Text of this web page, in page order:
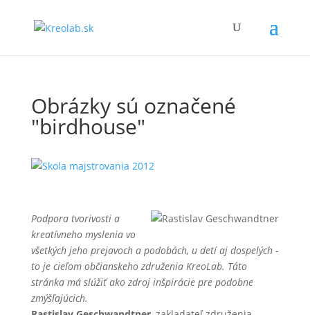
Obrázky sú označené
"birdhouse"
Podpora tvorivosti a
kreatívneho myslenia vo
všetkých jeho prejavoch a podobách, u detí aj dospelých -
to je cieľom občianskeho združenia KreoLab. Táto
stránka má slúžiť ako zdroj inšpirácie pre podobne
zmýšľajúcich.